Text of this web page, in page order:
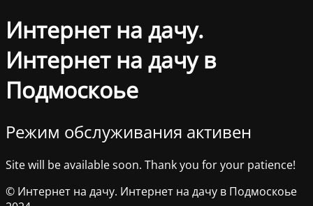
Интернет на дачу.
Интернет на дачу в
Подмоскоье
Режим обслуживания активен
Site will be available soon. Thank you for your patience!
© Интернет на дачу. Интернет на дачу в Подмоскоье